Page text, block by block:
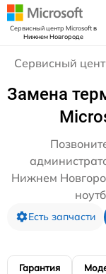
Сервисный центр Microsoftв
Нижнем Новгороде
Сервисный
Замена
Нижнем
Есть запчасти
Гарантия